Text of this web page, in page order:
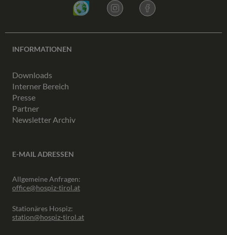
INFORMATIONEN
Downloads
Interner Bereich
Presse
Partner
Newsletter Archiv
E-MAIL ADRESSEN
Allgemeine Anfragen:
office@hospiz-tirol.at
Stationäres Hospiz:
station@hospiz-tirol.at